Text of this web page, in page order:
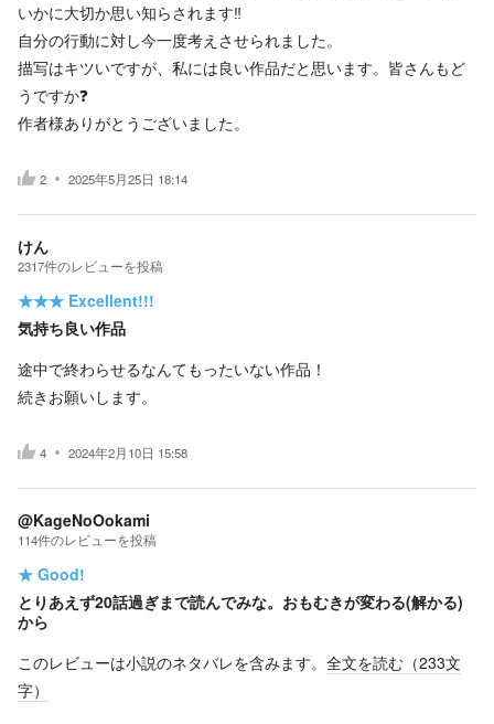
いかに大切か思い知らされます‼️
自分の行動に対し今一度考えさせられました。
描写はキツいですが、私には良い作品だと思います。皆さんもど
うですか❓
作者様ありがとうございました。
2 2025年5月25日 18:14
けん
2317件のレビューを投稿
★★★ Excellent!!!
気持ち良い作品
途中で終わらせるなんてもったいない作品！
続きお願いします。
4 2024年2月10日 15:58
@KageNoOokami
114件のレビューを投稿
★ Good!
とりあえず20話過ぎまで読んでみな。おもむきが変わる(解かる)
から
このレビューは小説のネタバレを含みます。 全文を読む（233文
字）